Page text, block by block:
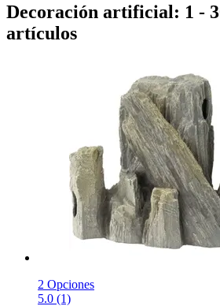
Decoración artificial: 1 -
artículos
2 Opciones
5.0 (1)